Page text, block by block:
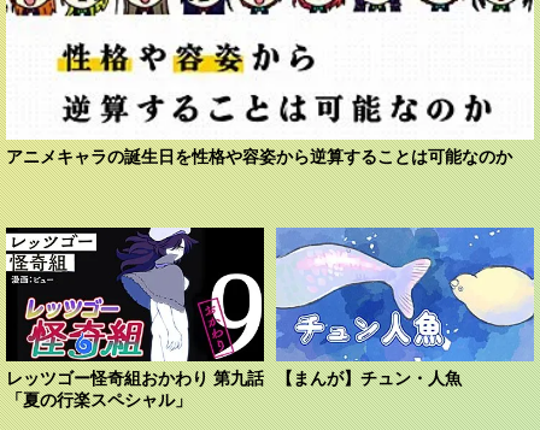
アニメキャラの誕生日を性格や容姿から逆算することは可能なのか
レッツゴー怪奇組おかわり 第九話
「夏の行楽スペシャル」
【まんが】チュン・人魚